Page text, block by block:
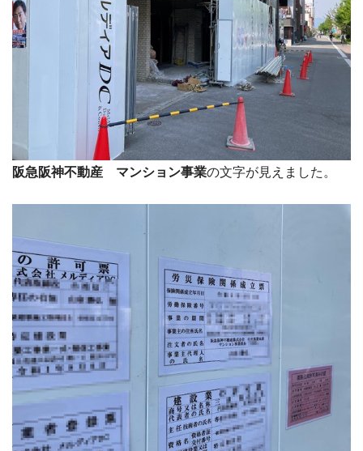
阪急阪神不動産 マンション事業の文字が見えました。